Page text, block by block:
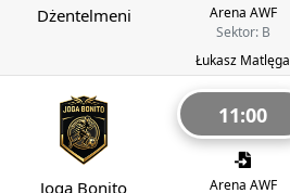
Dżentelmeni
Arena AWF
Sektor: B
Łukasz Matlęga
Joga Bonito
11:00
Arena AWF